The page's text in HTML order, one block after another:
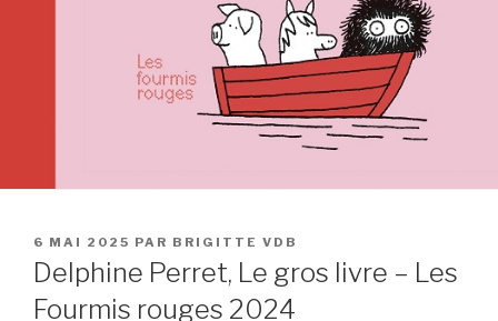
PUBLIÉ
LE
6 MAI 2025 PAR BRIGITTE VDB
Delphine Perret, Le gros livre – Les
Fourmis rouges 2024